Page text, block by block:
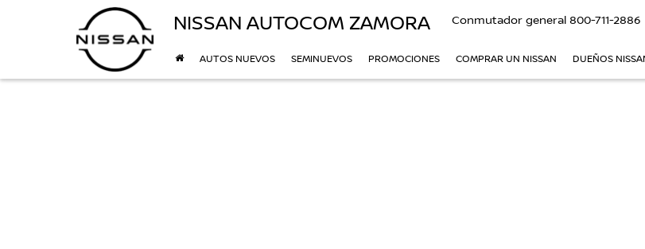
NISSAN AUTOCOM ZAMORA Conmutador general 800-711-2886
AUTOS NUEVOS SEMINUEVOS PROMOCIONES COMPRAR UN NISSAN DUEÑOS